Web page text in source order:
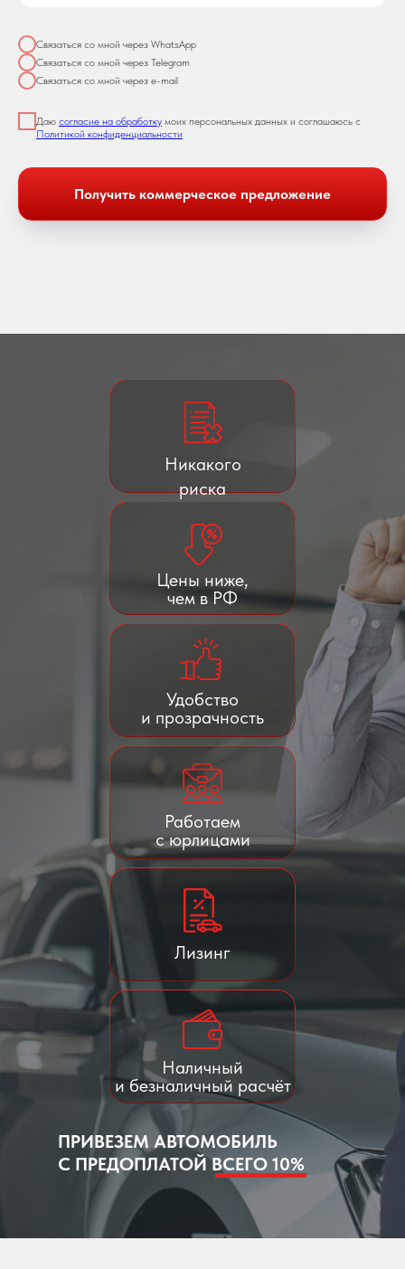
Связаться со мной через WhatsApp
Связаться со мной через Telegram
Связаться со мной через e-mail
Даю согласие на обработку моих персональных данных и соглашаюсь с
Политикой конфиденциальности
Получить коммерческое предложение
Никакого
риска
Цены ниже,
чем в РФ
Удобство
и прозрачность
Работаем
с юрлицами
Лизинг
Наличный
и безналичный расчёт
ПРИВЕЗЕМ АВТОМОБИЛЬ
С ПРЕДОПЛАТОЙ ВСЕГО 10%